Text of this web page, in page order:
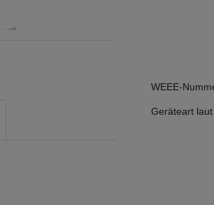
WEEE-
Geräteart